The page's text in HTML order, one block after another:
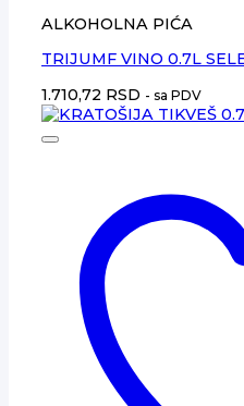
ALKOHOLNA PIĆA
TRIJUMF VINO 0.7L
1.710,72 RSD - sa PDV